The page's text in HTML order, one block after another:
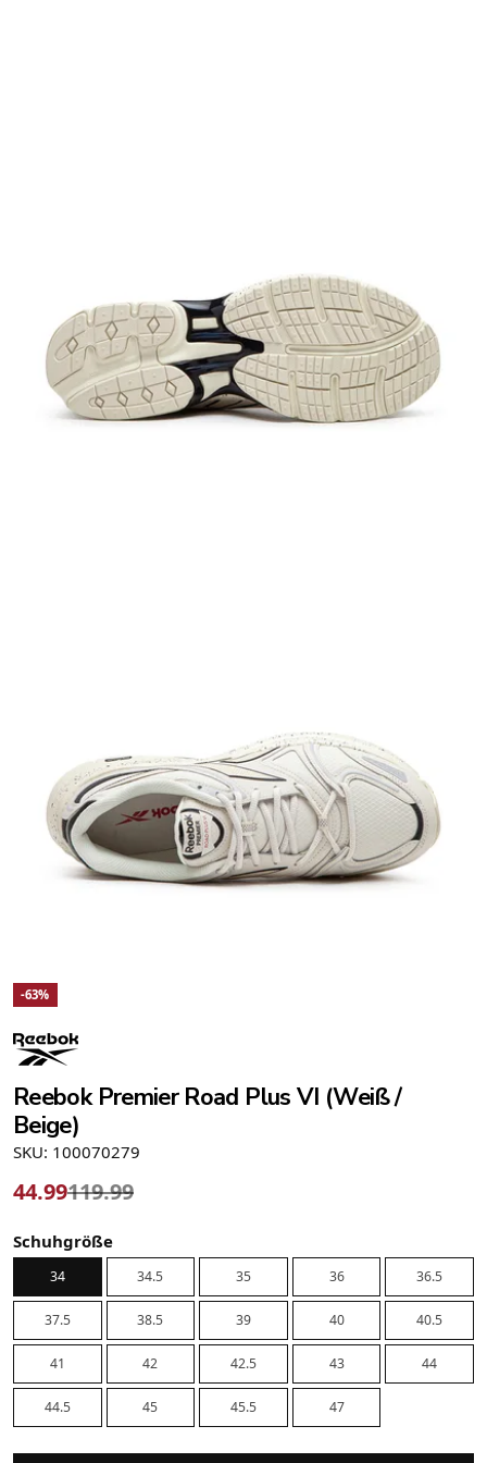
-63%
Reebok Premier Road Plus VI (Weiß /
Beige)
SKU: 100070279
44.99119.99
Schuhgröße
34 34.5 35 36 36.5
37.5 38.5 39 40 40.5
41 42 42.5 43 44
44.5 45 45.5 47